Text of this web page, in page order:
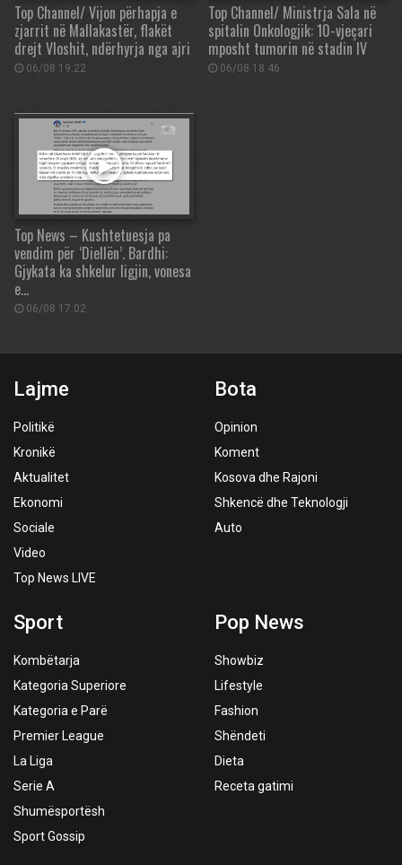
Top Channel/ Vijon përhapja e
zjarrit në Mallakastër, flakët
drejt Vloshit, ndërhyrja nga ajri
06/08 19:22
Top Channel/ Ministrja Sala në
spitalin Onkologjik: 10-vjeçari
mposht tumorin në stadin IV
06/08 18:46
Top News – Kushtetuesja pa
vendim për ‘Diellën’. Bardhi:
Gjykata ka shkelur ligjin, vonesa
e…
06/08 17:02
Lajme
Politikë
Kronikë
Aktualitet
Ekonomi
Sociale
Video
Top News LIVE
Bota
Opinion
Koment
Kosova dhe Rajoni
Shkencë dhe Teknologji
Auto
Sport
Kombëtarja
Kategoria Superiore
Kategoria e Parë
Premier League
La Liga
Serie A
Shumësportësh
Sport Gossip
Pop News
Showbiz
Lifestyle
Fashion
Shëndeti
Dieta
Receta gatimi